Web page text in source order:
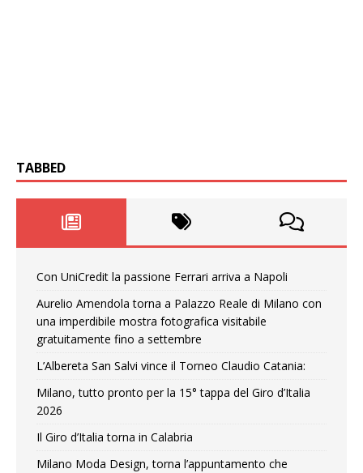
TABBED
Con UniCredit la passione Ferrari arriva a Napoli
Aurelio Amendola torna a Palazzo Reale di Milano con
una imperdibile mostra fotografica visitabile
gratuitamente fino a settembre
L’Albereta San Salvi vince il Torneo Claudio Catania:
Milano, tutto pronto per la 15° tappa del Giro d’Italia
2026
Il Giro d’Italia torna in Calabria
Milano Moda Design, torna l’appuntamento che